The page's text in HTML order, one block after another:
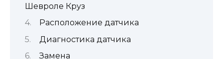
Шевроле Круз
Расположение датчика
Диагностика датчика
Замена